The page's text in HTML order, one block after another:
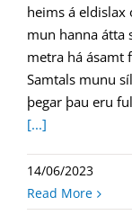
heims á
mun hanna átta
metra há ásamt
Samtals munu
þegar þau eru
[...]
14/06/2023
Read More